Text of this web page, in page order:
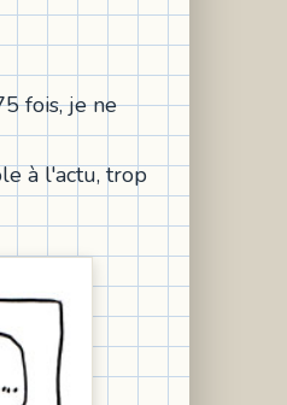
fois, je ne
à l'actu, trop